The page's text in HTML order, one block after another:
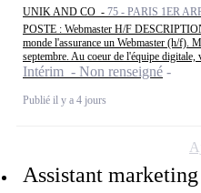
UNIK AND CO - 75 - PARIS 1ER
POSTE : Webmaster H/F
monde l'assurance un Webmaster (h/f).
septembre. Au coeur de l'équipe digitale,
Intérim - Non renseigné
Publié il y a 4 jours
Assistant